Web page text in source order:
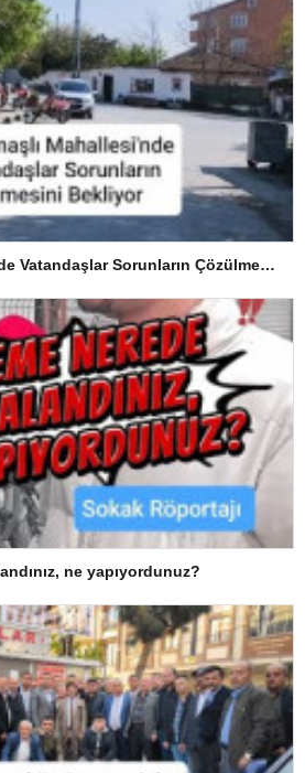
Hacımaşlı Mahallesi’nde Vatandaşlar Sorunların Çözülmesini Bekliyor
ne yapıyordunuz?